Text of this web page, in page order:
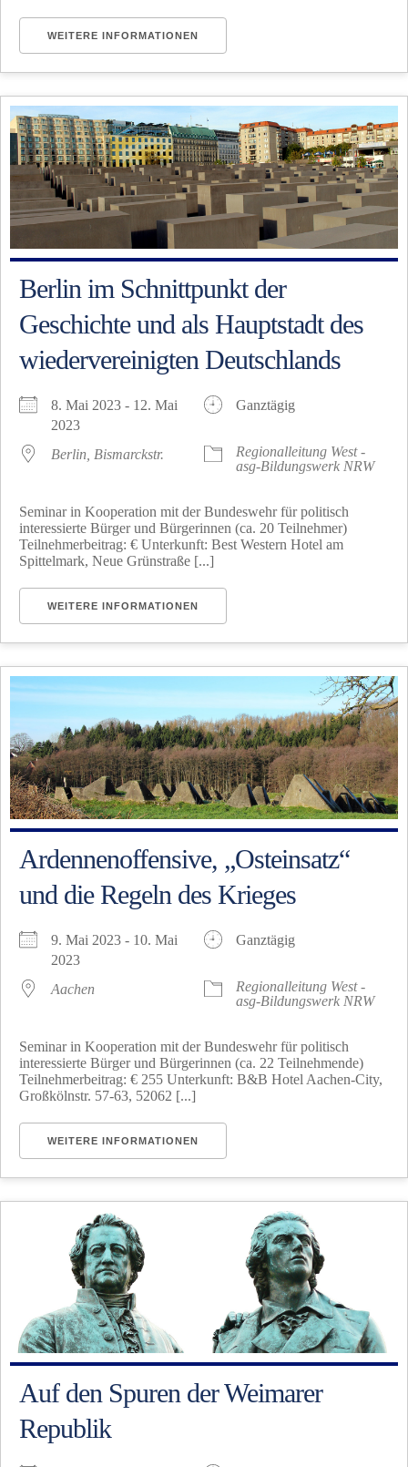
WEITERE INFORMATIONEN
Berlin im Schnittpunkt der
Geschichte und als Hauptstadt des
wiedervereinigten Deutschlands
8. Mai 2023 - 12. Mai
2023
Ganztägig
Berlin, Bismarckstr.
Regionalleitung West -
asg-Bildungswerk NRW
Seminar in Kooperation mit der Bundeswehr für politisch
interessierte Bürger und Bürgerinnen (ca. 20 Teilnehmer)
Teilnehmerbeitrag: € Unterkunft: Best Western Hotel am
Spittelmark, Neue Grünstraße [...]
WEITERE INFORMATIONEN
Ardennenoffensive, „Osteinsatz“
und die Regeln des Krieges
9. Mai 2023 - 10. Mai
2023
Ganztägig
Aachen
Regionalleitung West -
asg-Bildungswerk NRW
Seminar in Kooperation mit der Bundeswehr für politisch
interessierte Bürger und Bürgerinnen (ca. 22 Teilnehmende)
Teilnehmerbeitrag: € 255 Unterkunft: B&B Hotel Aachen-City,
Großkölnstr. 57-63, 52062 [...]
WEITERE INFORMATIONEN
Auf den Spuren der Weimarer
Republik